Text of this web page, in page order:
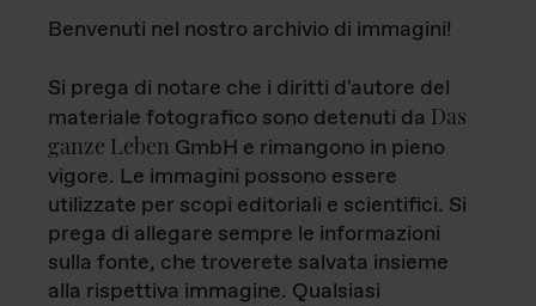
Benvenuti nel nostro archivio di immagini!
Si prega di notare che i diritti d'autore del
materiale fotografico sono detenuti da Das
ganze Leben GmbH e rimangono in pieno
vigore. Le immagini possono essere
utilizzate per scopi editoriali e scientifici. Si
prega di allegare sempre le informazioni
sulla fonte, che troverete salvata insieme
alla rispettiva immagine. Qualsiasi